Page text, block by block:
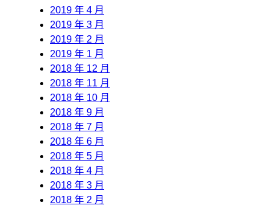
2019 年 4 月
2019 年 3 月
2019 年 2 月
2019 年 1 月
2018 年 12 月
2018 年 11 月
2018 年 10 月
2018 年 9 月
2018 年 7 月
2018 年 6 月
2018 年 5 月
2018 年 4 月
2018 年 3 月
2018 年 2 月